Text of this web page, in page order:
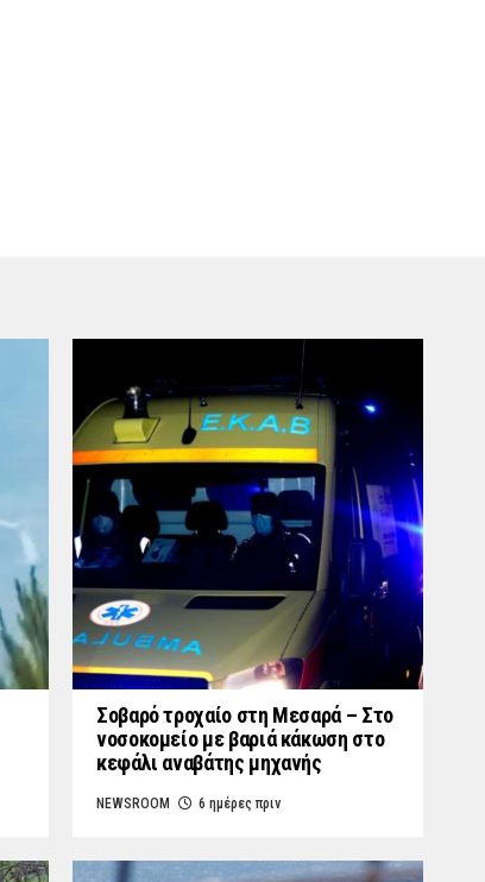
Σοβαρό τροχαίο στη Μεσαρά – Στο
νοσοκομείο με βαριά κάκωση στο
κεφάλι αναβάτης μηχανής
NEWSROOM 6 ημέρες πριν